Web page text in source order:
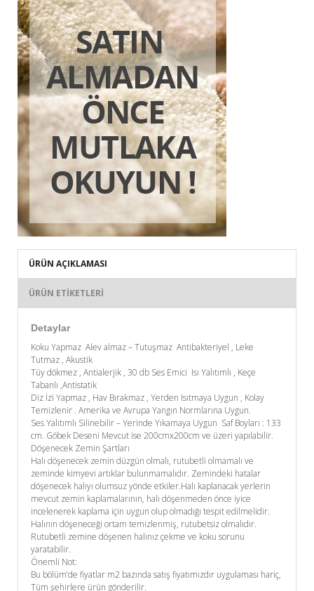
ÜRÜN AÇIKLAMASI
ÜRÜN ETIKETLERI
Detaylar
Koku Yapmaz Alev almaz – Tutuşmaz Antibakteriyel , Leke
Tutmaz , Akustik
Tüy dökmez , Antialerjik , 30 db Ses Emici Isı Yalıtımlı , Keçe
Tabanlı ,Antistatik
Diz İzi Yapmaz , Hav Bırakmaz , Yerden Isıtmaya Uygun , Kolay
Temizlenir . Amerika ve Avrupa Yangın Normlarına Uygun.
Ses Yalıtımlı Silinebilir – Yerinde Yıkamaya Uygun Saf Boyları : 133
cm. Göbek Deseni Mevcut ise 200cmx200cm ve üzeri yapılabilir.
Döşenecek Zemin Şartları
Halı döşenecek zemin düzgün olmalı, rutubetli olmamalı ve
zeminde kimyevi artıklar bulunmamalıdır. Zemindeki hatalar
döşenecek halıyı olumsuz yönde etkiler.Halı kaplanacak yerlerin
mevcut zemin kaplamalarının, halı döşenmeden önce iyice
incelenerek kaplama için uygun olup olmadığı tespit edilmelidir.
Halının döşeneceği ortam temizlenmiş, rutubetsiz olmalıdır.
Rutubetli zemine döşenen halınız çekme ve koku sorunu
yaratabilir.
Önemli Not:
Bu bölüm’de fiyatlar m2 bazında satış fiyatımızdır uygulaması hariç,
Tüm şehirlere ürün gönderilir.